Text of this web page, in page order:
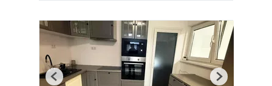
Previous Next